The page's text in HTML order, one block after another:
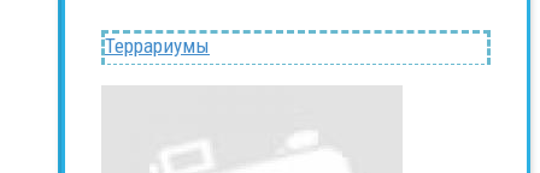
Террариумы